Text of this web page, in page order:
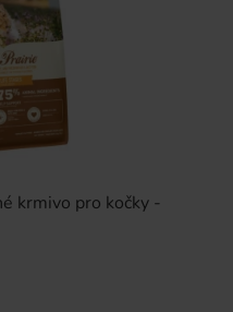
krmivo pro kočky -